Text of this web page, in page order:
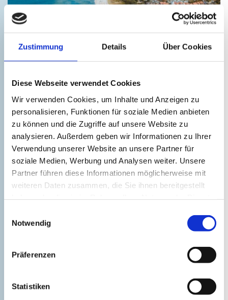
Zustimmung Details Über Cookies
Diese Webseite verwendet Cookies
Wir verwenden Cookies, um Inhalte und Anzeigen zu
personalisieren, Funktionen für soziale Medien anbieten
zu können und die Zugriffe auf unsere Website zu
analysieren. Außerdem geben wir Informationen zu Ihrer
Verwendung unserer Website an unsere Partner für
soziale Medien, Werbung und Analysen weiter. Unsere
Partner führen diese Informationen möglicherweise mit
weiteren Daten zusammen, die Sie ihnen bereitgestellt
Notwendig
Präferenzen
Statistiken
Binnenland